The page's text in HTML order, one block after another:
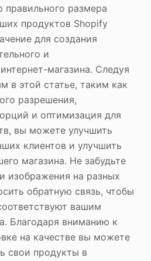
правильного размера
продуктов Shopify
для создания
и
магазина. Следуя
в этой статье, таким как
разрешения,
и оптимизация для
вы можете улучшить
клиентов и улучшить
магазина. Не забудьте
изображения на разных
обратную связь, чтобы
вашим
Благодаря вниманию к
на качестве вы можете
свои продукты в